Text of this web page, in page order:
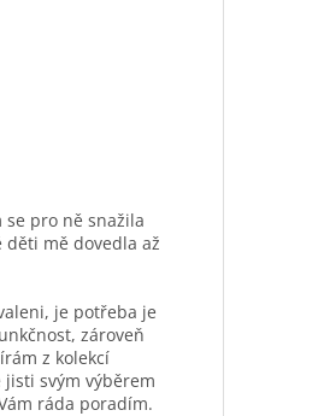
se pro ně snažila
mě dovedla až
je potřeba je
zároveň
z kolekcí
jisti svým výběrem
ráda poradím.